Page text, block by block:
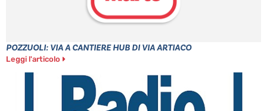
POZZUOLI: VIA A CANTIERE HUB DI VIA ARTIACO
Leggi l'articolo